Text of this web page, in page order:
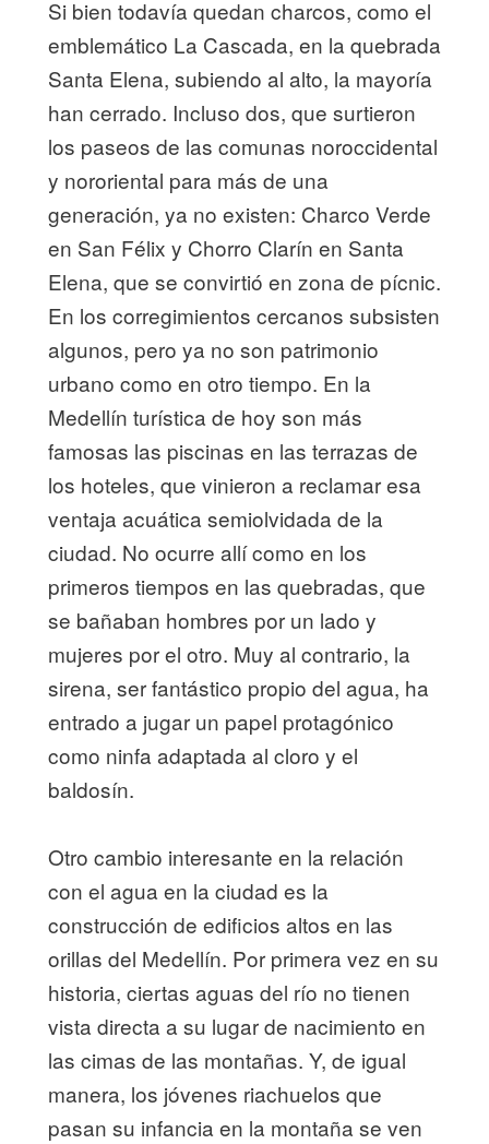
Si bien todavía quedan charcos, como el
emblemático La Cascada, en la quebrada
Santa Elena, subiendo al alto, la mayoría
han cerrado. Incluso dos, que surtieron
los paseos de las comunas noroccidental
y nororiental para más de una
generación, ya no existen: Charco Verde
en San Félix y Chorro Clarín en Santa
Elena, que se convirtió en zona de pícnic.
En los corregimientos cercanos subsisten
algunos, pero ya no son patrimonio
urbano como en otro tiempo. En la
Medellín turística de hoy son más
famosas las piscinas en las terrazas de
los hoteles, que vinieron a reclamar esa
ventaja acuática semiolvidada de la
ciudad. No ocurre allí como en los
primeros tiempos en las quebradas, que
se bañaban hombres por un lado y
mujeres por el otro. Muy al contrario, la
sirena, ser fantástico propio del agua, ha
entrado a jugar un papel protagónico
como ninfa adaptada al cloro y el
baldosín.
Otro cambio interesante en la relación
con el agua en la ciudad es la
construcción de edificios altos en las
orillas del Medellín. Por primera vez en su
historia, ciertas aguas del río no tienen
vista directa a su lugar de nacimiento en
las cimas de las montañas. Y, de igual
manera, los jóvenes riachuelos que
pasan su infancia en la montaña se ven